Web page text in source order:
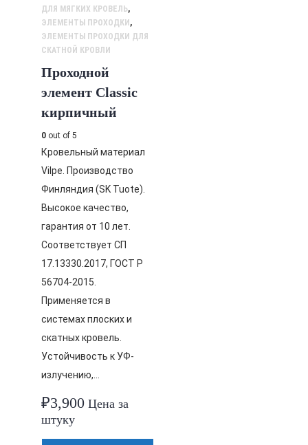
ДЛЯ МЯГКИХ КРОВЕЛЬ,
ЭЛЕМЕНТЫ ПРОХОДКИ ,
ЭЛЕМЕНТЫ ПРОХОДКИ ДЛЯ
СКАТНОЙ КРОВЛИ
Проходной
элемент Classic
кирпичный
0 out of 5
Кровельный материал
Vilpe. Производство
Финляндия (SK Tuote).
Высокое качество,
гарантия от 10 лет.
Соответствует СП
17.13330.2017, ГОСТ Р
56704-2015.
Применяется в
системах плоских и
скатных кровель.
Устойчивость к УФ-
излучению,…
₽3,900 Цена за
штуку